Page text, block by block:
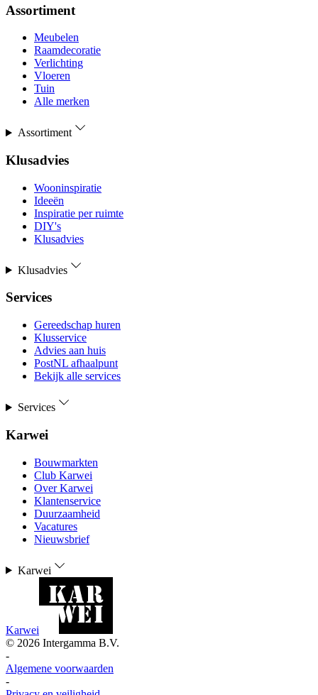
Assortiment
Meubelen
Raamdecoratie
Verlichting
Vloeren
Tuin
Alle merken
Assortiment
Klusadvies
Wooninspiratie
Ideeën
Inspiratie per ruimte
DIY's
Klusadvies
Klusadvies
Services
Gereedschap huren
Klusservice
Advies aan huis
PostNL afhaalpunt
Bekijk alle services
Services
Karwei
Bouwmarkten
Club Karwei
Over Karwei
Klantenservice
Duurzaamheid
Vacatures
Nieuwsbrief
Karwei
Karwei
© 2026 Intergamma B.V.
-
Algemene voorwaarden
-